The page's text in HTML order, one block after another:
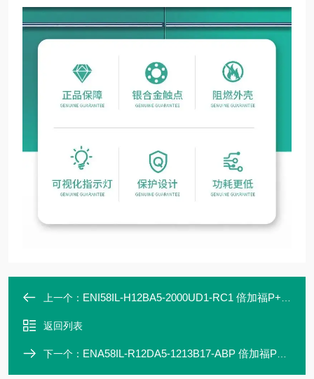
上一个： ENI58IL-H12BA5-2000UD1-RC1 倍加福P+F 编码器 联轴器 现货直发
返回列表
下一个： ENA58IL-R12DA5-1213B17-ABP 倍加福P+F 编码器 联轴器 现货直发2